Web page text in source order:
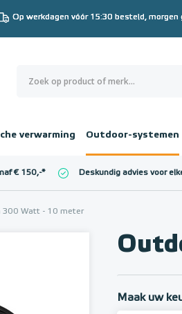
Op werkdagen vóór 15:30 besteld, morgen
verwarming Outdoor-systemen
€ 0,00
€ 150,-* Deskundig advies voor
300 Watt - 10 meter
Maak uw